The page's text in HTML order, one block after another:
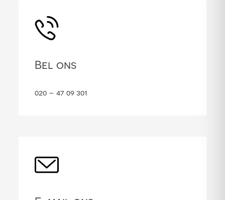
Bel ons
020 – 47 09 301